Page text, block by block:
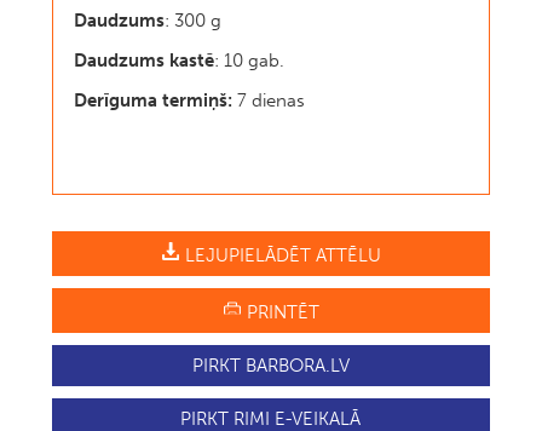
Daudzums: 300 g
Daudzums kastē: 10 gab.
Derīguma termiņš: 7 dienas
LEJUPIELĀDĒT ATTĒLU
PRINTĒT
PIRKT BARBORA.LV
PIRKT RIMI E-VEIKALĀ